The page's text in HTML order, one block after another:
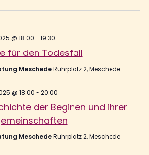
für den Todesfall
@ 18:00 - 19:30
MeschedeRuhrplatz 2, Meschede
der Beginen und ihrer
@ 18:00 - 20:00
MeschedeRuhrplatz 2, Meschede